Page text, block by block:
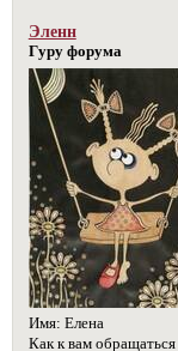
Эленн
Гуру форума
Имя: Елена
Как к вам обращаться